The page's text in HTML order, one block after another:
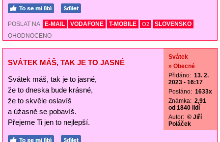
POSLAT NA E-MAIL VODAFONE T-MOBILE O2
SLOVENSKO
OHODNOCENO
SVÁTEK MÁŠ, TAK JE TO JASNÉ
Svátek máš, tak je to jasné,
že to dneska bude krásné,
že to skvěle oslavíš
a úžasně se pobavíš.
Přejeme Ti jen to nejlepší.
Svátek
» Obecné
Přidáno: 13. 2.
2023 - 16:17
Posláno: 1633x
Známka: 2,91
od 1840 lidí
Autor: © Jiří
Poláček